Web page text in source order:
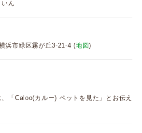
ん
浜市緑区霧が丘3-21-4 (地図)
「Caloo(カルー) ペットを見た」とお伝え